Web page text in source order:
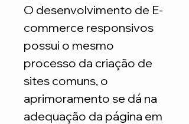
O desenvolvimento de E-
commerce responsivos
possui o mesmo
processo da criação de
sites comuns, o
aprimoramento se dá na
adequação da página em